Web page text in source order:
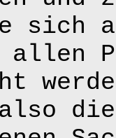
sich
allen
also